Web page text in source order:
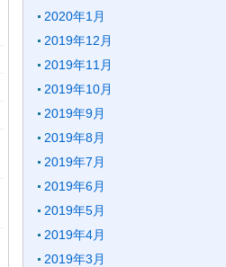
2020年1月
2019年12月
2019年11月
2019年10月
2019年9月
2019年8月
2019年7月
2019年6月
2019年5月
2019年4月
2019年3月